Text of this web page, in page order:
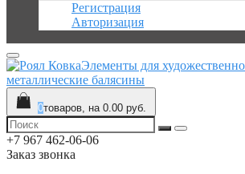
Регистрация
Авторизация
Элементы для
металлические балясины
0товаров, на 0.00 руб.
+7 967 462-06-06
Заказ звонка